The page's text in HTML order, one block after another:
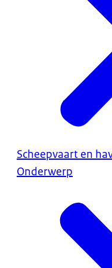
Scheepvaart en
Onderwerp